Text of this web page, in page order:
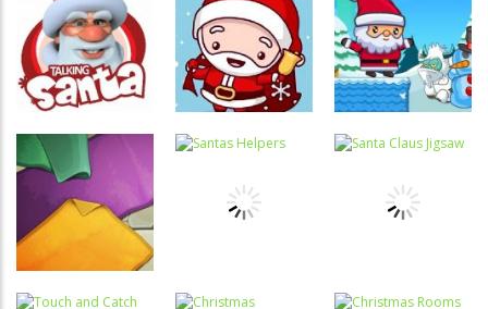
Labirinto
Labirinto do
Papai Noel
Coordenação
Motora
Decoração de
Natal
Coordenação
Motora
Shopping de
Natal
Passatempo
Santa Claus
Funny Time
Associar e
Christmas
Difference
Motora
Santa Claus
Adventures